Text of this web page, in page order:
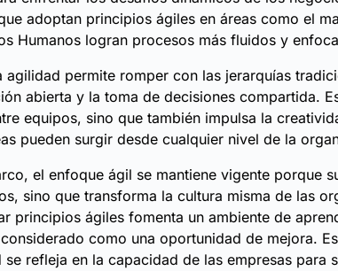
adoptan principios ágiles en áreas como el
Humanos logran procesos más fluidos y
agilidad permite romper con las jerarquías
abierta y la toma de decisiones compartida.
equipos, sino que también impulsa la
pueden surgir desde cualquier nivel de la
el enfoque ágil se mantiene vigente porque
sino que transforma la cultura misma de las
principios ágiles fomenta un ambiente de
como una oportunidad de mejora.
se refleja en la capacidad de las empresas para